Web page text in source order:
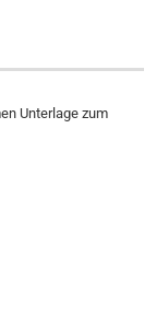
Unterlage zum